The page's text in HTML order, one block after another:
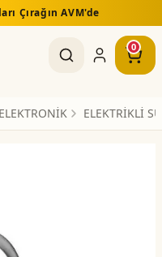
Çırağın AVM'de
0
ELEKTRİKLİ